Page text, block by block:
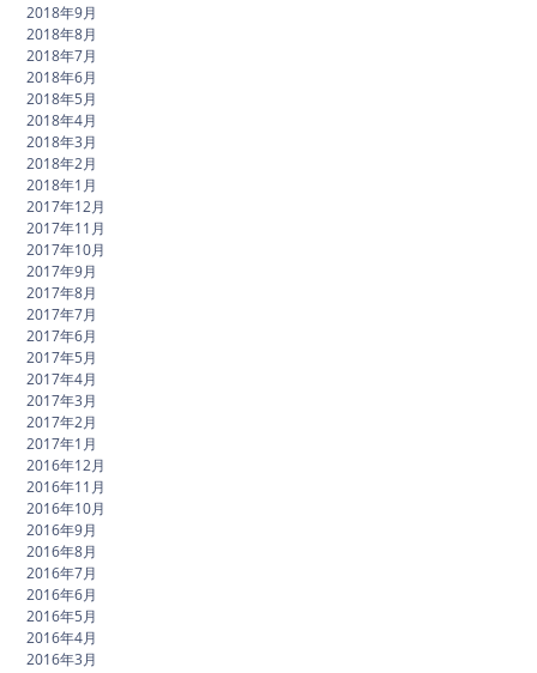
2018年9月
2018年8月
2018年7月
2018年6月
2018年5月
2018年4月
2018年3月
2018年2月
2018年1月
2017年12月
2017年11月
2017年10月
2017年9月
2017年8月
2017年7月
2017年6月
2017年5月
2017年4月
2017年3月
2017年2月
2017年1月
2016年12月
2016年11月
2016年10月
2016年9月
2016年8月
2016年7月
2016年6月
2016年5月
2016年4月
2016年3月